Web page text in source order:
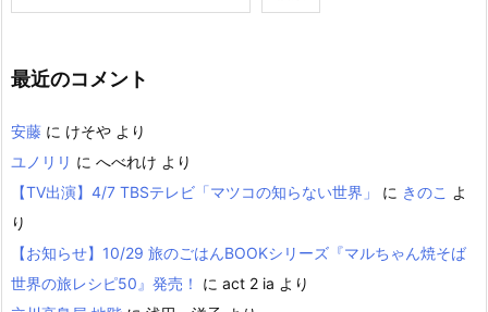
最近のコメント
安藤 に けそや より
ユノリリ に へべれけ より
【TV出演】4/7 TBSテレビ「マツコの知らない世界」
に きのこ よ
り
【お知らせ】10/29 旅のごはんBOOKシリーズ『マルちゃん焼そば
世界の旅レシピ50』発売！
に act 2 ia より